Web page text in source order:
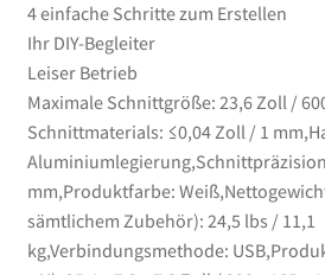
4 einfache Schritte zum Erstellen
Ihr DIY-Begleiter
Leiser Betrieb
Maximale Schnittgröße: 23,6 Zoll /
Schnittmaterials: ≤0,04 Zoll / 1
mm,Produktfarbe:
sämtlichem Zubehör): 24,5 lbs / 11,1
kg,Verbindungsmethode: